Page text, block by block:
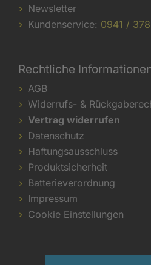
Newsletter
Kundenservice: 0941 /
Rechtliche
AGB
Widerrufs- &
Vertrag widerrufen
Datenschutz
Haftungsausschluss
Produktsicherheit
Batterieverordnung
Impressum
Cookie Einstellungen